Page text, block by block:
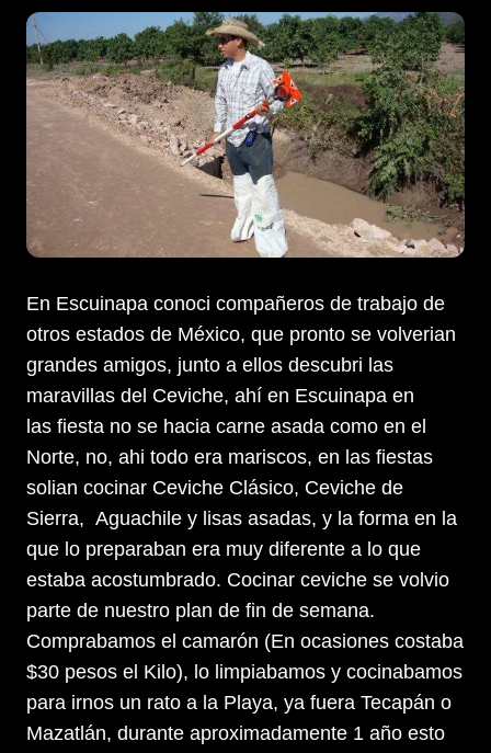
En Escuinapa conoci compañeros de trabajo de
otros estados de México, que pronto se volverian
grandes amigos, junto a ellos descubri las
maravillas del Ceviche, ahí en Escuinapa en
las fiesta no se hacia carne asada como en el
Norte, no, ahi todo era mariscos, en las fiestas
solian cocinar Ceviche Clásico, Ceviche de
Sierra, Aguachile y lisas asadas, y la forma en la
que lo preparaban era muy diferente a lo que
estaba acostumbrado. Cocinar ceviche se volvio
parte de nuestro plan de fin de semana.
Comprabamos el camarón (En ocasiones costaba
$30 pesos el Kilo), lo limpiabamos y cocinabamos
para irnos un rato a la Playa, ya fuera Tecapán o
Mazatlán, durante aproximadamente 1 año esto